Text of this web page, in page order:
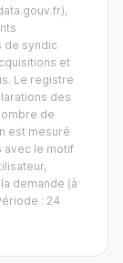
de syndic
et
Le registre
des
de
est mesuré
avec le motif
demande (à
: 24